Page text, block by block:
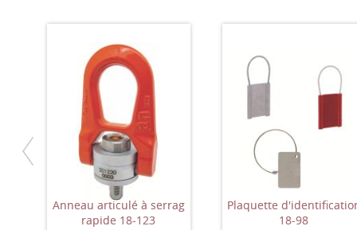
Anneau articulé à serrag
rapide 18-123
Plaquette
18-98